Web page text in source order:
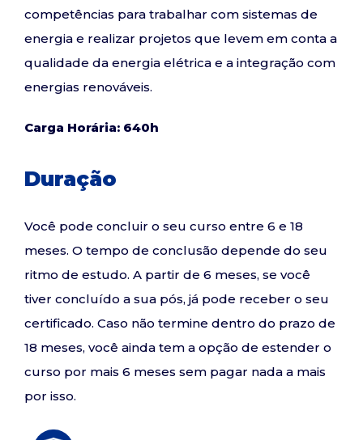
competências para trabalhar com sistemas de
energia e realizar projetos que levem em conta a
qualidade da energia elétrica e a integração com
energias renováveis.
Carga Horária: 640h
Duração
Você pode concluir o seu curso entre 6 e 18
meses. O tempo de conclusão depende do seu
ritmo de estudo. A partir de 6 meses, se você
tiver concluído a sua pós, já pode receber o seu
certificado. Caso não termine dentro do prazo de
18 meses, você ainda tem a opção de estender o
curso por mais 6 meses sem pagar nada a mais
por isso.